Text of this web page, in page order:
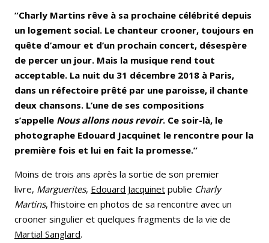
“Charly Martins rêve à sa prochaine célébrité depuis
un logement social. Le chanteur crooner, toujours en
quête d’amour et d’un prochain concert, désespère
de percer un jour. Mais la musique rend tout
acceptable. La nuit du 31 décembre 2018 à Paris,
dans un réfectoire prêté par une paroisse, il chante
deux chansons. L’une de ses compositions
s’appelle Nous allons nous revoir. Ce soir-là, le
photographe Edouard Jacquinet le rencontre pour la
première fois et lui en fait la promesse.”
Moins de trois ans après la sortie de son premier
livre, Marguerites, Edouard Jacquinet publie Charly
Martins, l’histoire en photos de sa rencontre avec un
crooner singulier et quelques fragments de la vie de
Martial Sanglard.